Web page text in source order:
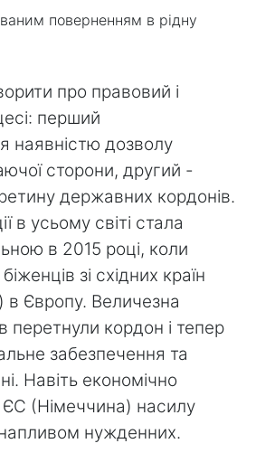
поверненням в рідну
про правовий і
перший
наявністю дозволу
сторони, другий -
державних кордонів.
в усьому світі стала
в 2015 році, коли
зі східних країн
в Європу. Величезна
перетнули кордон і тепер
забезпечення та
Навіть економічно
ЄС (Німеччина) насилу
нужденних.